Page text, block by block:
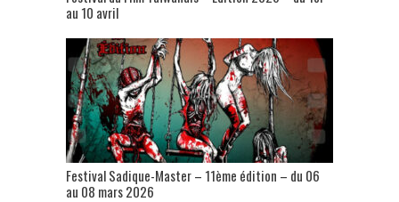
au 10 avril
Festival Sadique-Master – 11ème édition – du 06
au 08 mars 2026